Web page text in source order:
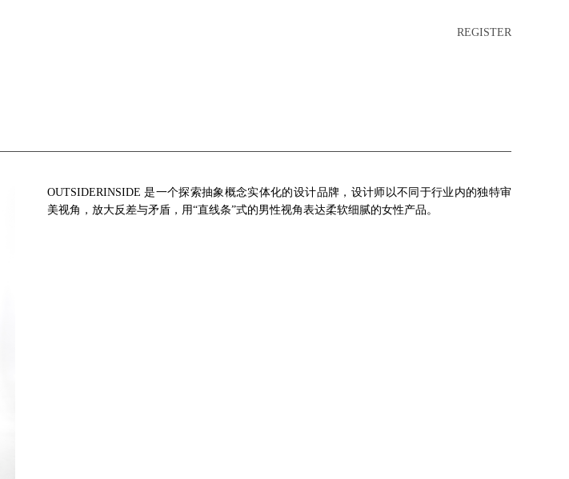
REGISTER
OUTSIDERINSIDE是一个探索抽象概念实体化的设计品牌，设计师以不同于行业内的独特审
美视角，放大反差与矛盾，用“直线条”式的男性视角表达柔软细腻的女性产品。